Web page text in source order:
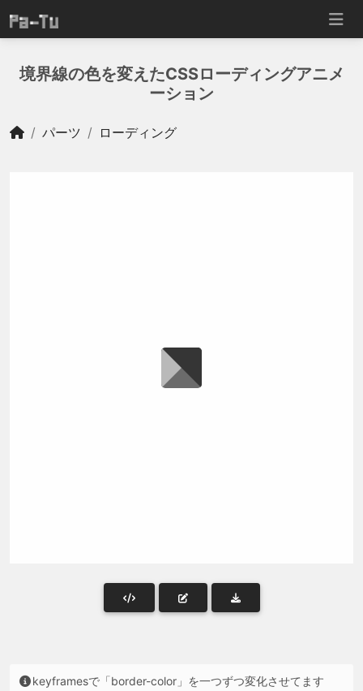
境界線の色を変えたCSSローディングアニメ
ーション
パーツ ローディング
keyframesで「border-color」を一つずつ変化させてます